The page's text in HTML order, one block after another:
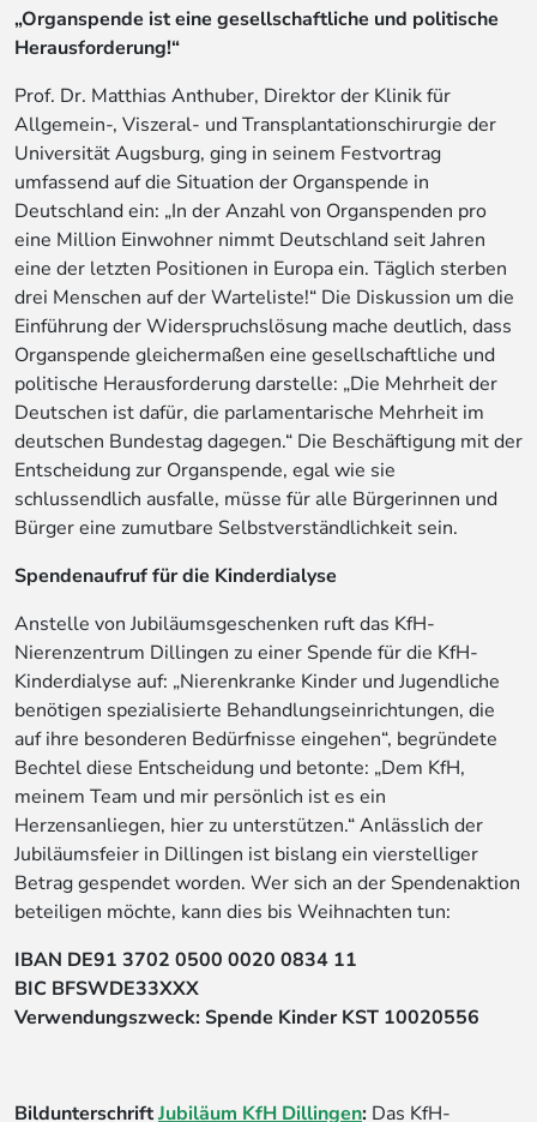
„Organspende ist eine gesellschaftliche und politische
Herausforderung!“
Prof. Dr. Matthias Anthuber, Direktor der Klinik für
Allgemein-, Viszeral- und Transplantationschirurgie der
Universität Augsburg, ging in seinem Festvortrag
umfassend auf die Situation der Organspende in
Deutschland ein: „In der Anzahl von Organspenden pro
eine Million Einwohner nimmt Deutschland seit Jahren
eine der letzten Positionen in Europa ein. Täglich sterben
drei Menschen auf der Warteliste!“ Die Diskussion um die
Einführung der Widerspruchslösung mache deutlich, dass
Organspende gleichermaßen eine gesellschaftliche und
politische Herausforderung darstelle: „Die Mehrheit der
Deutschen ist dafür, die parlamentarische Mehrheit im
deutschen Bundestag dagegen.“ Die Beschäftigung mit der
Entscheidung zur Organspende, egal wie sie
schlussendlich ausfalle, müsse für alle Bürgerinnen und
Bürger eine zumutbare Selbstverständlichkeit sein.
Spendenaufruf für die Kinderdialyse
Anstelle von Jubiläumsgeschenken ruft das KfH-
Nierenzentrum Dillingen zu einer Spende für die KfH-
Kinderdialyse auf: „Nierenkranke Kinder und Jugendliche
benötigen spezialisierte Behandlungseinrichtungen, die
auf ihre besonderen Bedürfnisse eingehen“, begründete
Bechtel diese Entscheidung und betonte: „Dem KfH,
meinem Team und mir persönlich ist es ein
Herzensanliegen, hier zu unterstützen.“ Anlässlich der
Jubiläumsfeier in Dillingen ist bislang ein vierstelliger
Betrag gespendet worden. Wer sich an der Spendenaktion
beteiligen möchte, kann dies bis Weihnachten tun:
IBAN DE91 3702 0500 0020 0834 11
BIC BFSWDE33XXX
Verwendungszweck: Spende Kinder KST 10020556
BildunterschriftJubiläum KfH Dillingen: Das KfH-